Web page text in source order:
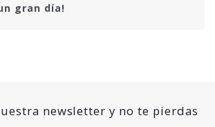
gran día!
newsletter y no te pierdas